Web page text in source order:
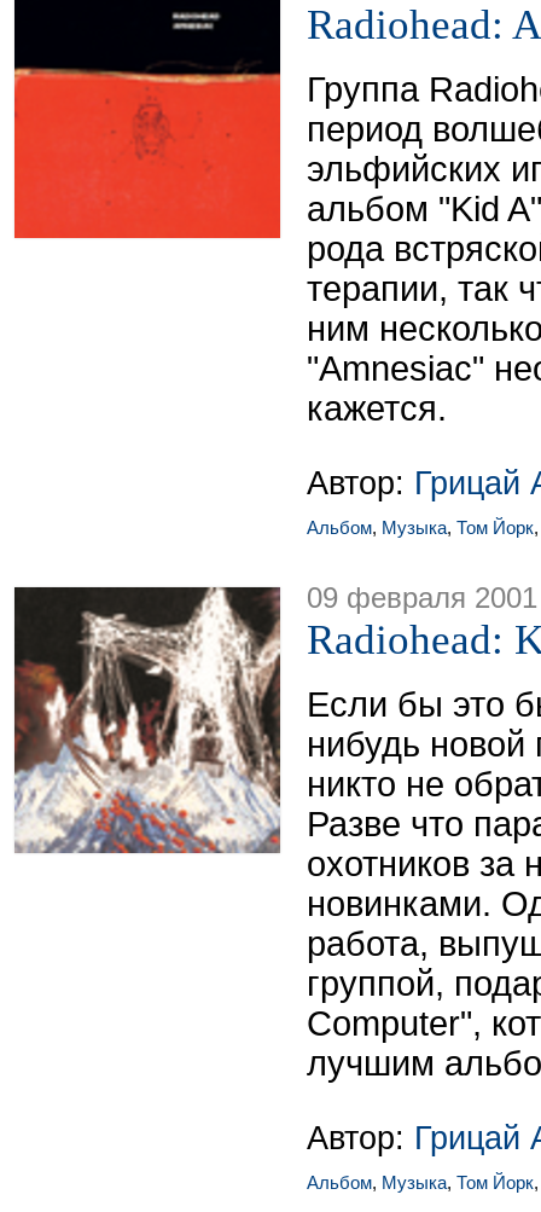
Radiohead:
Группа
период
эльфийских
альбом "Kid
рода
терапии, так
ним
"Amnesiac"
кажется.
Автор: Грицай
Альбом, Музыка, Том Йорк
09 февраля 2001
Radiohead:
Если бы это
нибудь новой
никто не
Разве что
охотников за
новинками.
работа,
группой,
Computer",
лучшим
Автор: Грицай
Альбом, Музыка, Том Йорк